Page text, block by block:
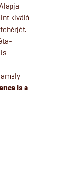
kiváló
is a